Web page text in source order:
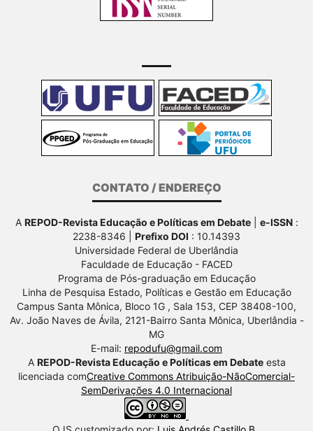
CONTATO / ENDEREÇO
A REPOD-Revista Educação e Políticas em Debate| e-ISSN:
2238-8346 | Prefixo DOI : 10.14393
Universidade Federal de Uberlândia
Faculdade de Educação - FACED
Programa de Pós-graduação em Educação
Linha de Pesquisa Estado, Políticas e Gestão em Educação
Campus Santa Mônica, Bloco 1G , Sala 153, CEP 38408-100,
Av. João Naves de Ávila, 2121-Bairro Santa Mônica, Uberlândia -
MG
E-mail: repodufu@gmail.com
A REPOD-Revista Educação e Políticas em Debateesta
licenciada comCreative Commons Atribuição-NãoComercial-
SemDerivações 4.0 Internacional